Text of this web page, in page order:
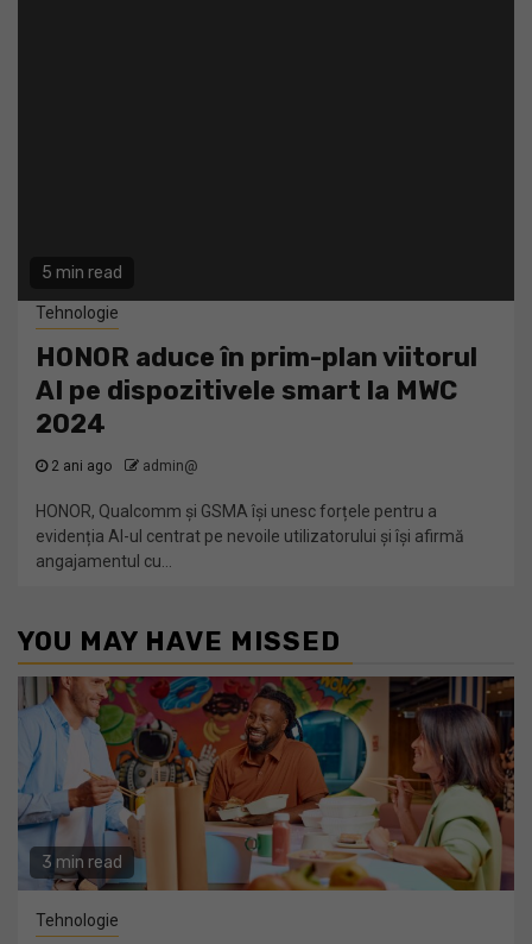
5 min read
Tehnologie
HONOR aduce în prim-plan viitorul
AI pe dispozitivele smart la MWC
2024
2 ani ago admin@
HONOR, Qualcomm și GSMA își unesc forțele pentru a
evidenția AI-ul centrat pe nevoile utilizatorului și își afirmă
angajamentul cu...
YOU MAY HAVE MISSED
3 min read
Tehnologie